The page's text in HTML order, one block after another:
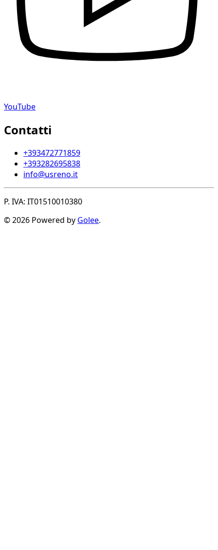
YouTube
Contatti
+393472771859
+393282695838
info@usreno.it
P. IVA: IT01510010380
© 2026 Powered by Golee.